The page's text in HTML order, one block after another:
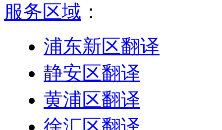
服务区域 ：
浦东新区翻译
静安区翻译
黄浦区翻译